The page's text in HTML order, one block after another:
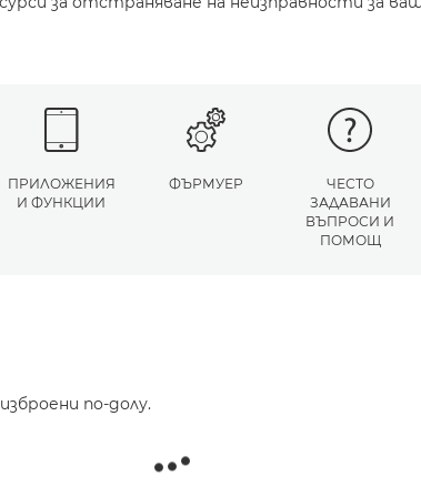
ПРИЛОЖЕНИЯ
И ФУНКЦИИ
ФЪРМУЕР
ЧЕСТО
ЗАДАВАНИ
ВЪПРОСИ И
ПОМОЩ
по-долу.